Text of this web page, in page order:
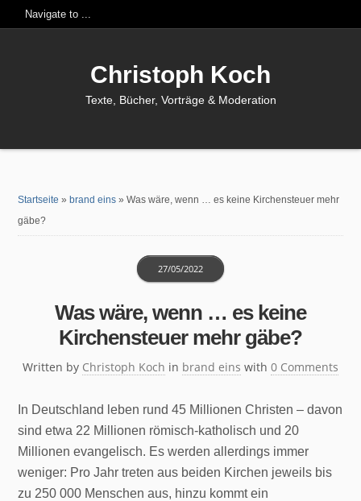
Christoph Koch
Texte, Bücher, Vorträge & Moderation
Startseite » brand eins »Was wäre, wenn … es keine Kirchensteuer mehr
gäbe?
Was wäre, wenn … es keine
Kirchensteuer mehr gäbe?
Written by Christoph Koch
27/05/2022
in brand eins with 0 Comments
In Deutschland leben rund 45 Millionen Christen – davon
sind etwa 22 Millionen römisch-katholisch und 20
Millionen evangelisch. Es werden allerdings immer
weniger: Pro Jahr treten aus beiden Kirchen jeweils bis
zu 250 000 Menschen aus, hinzu kommt ein